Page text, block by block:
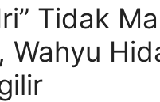
Tidak
Wahyu